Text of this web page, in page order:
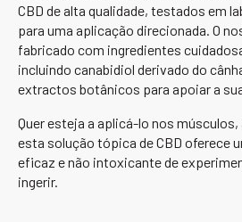
CBD de alta qualidade, testados em
para uma aplicação direcionada. O
fabricado com ingredientes
incluindo canabidiol derivado do
extractos botânicos para apoiar a
Quer esteja a aplicá-lo nos
esta solução tópica de CBD oferece
eficaz e não intoxicante de
ingerir.